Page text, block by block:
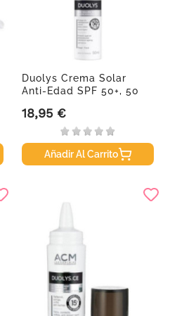
Duolys Crema Solar
Anti-Edad SPF 50+, 50
Precio
18,95 €
Añadir Al Carrito